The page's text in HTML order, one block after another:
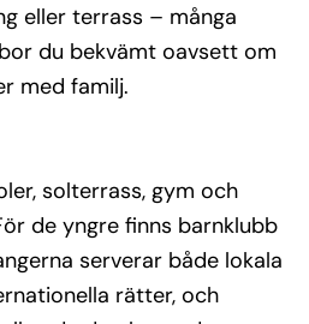
eller terrass – många
du bekvämt oavsett om
med familj.
solterrass, gym och
de yngre finns barnklubb
serverar både lokala
rätter, och